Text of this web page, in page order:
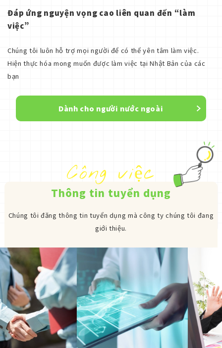
Đáp ứng nguyện vọng cao liên quan đến “làm
việc”
Chúng tôi luôn hỗ trợ mọi người để có thể yên tâm làm việc.
Hiện thực hóa mong muốn được làm việc tại Nhật Bản của các
bạn
Dành cho người nước ngoài
Công việc
Thông tin tuyển dụng
Chúng tôi đăng thông tin tuyển dụng mà công ty chúng tôi đang
giới thiệu.